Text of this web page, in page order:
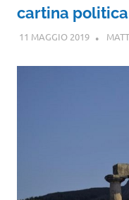
cartina politica
11 MAGGIO 2019